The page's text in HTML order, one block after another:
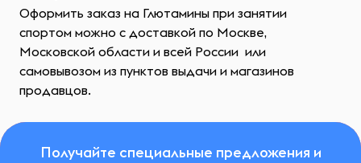
Оформить заказ на Глютамины при занятии
спортом можно с доставкой по Москве,
Московской области и всей России или
самовывозом из пунктов выдачи и магазинов
продавцов.
Получайте специальные предложения и